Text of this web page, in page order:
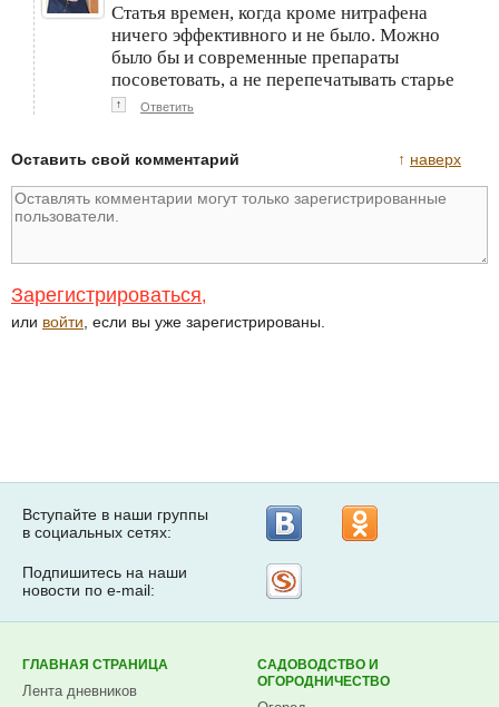
Статья времен, когда кроме нитрафена
ничего эффективного и не было. Можно
было бы и современные препараты
посоветовать, а не перепечатывать старье
↑ Ответить
↑ наверх
Оставить свой комментарий
Зарегистрироваться,
или войти , если вы уже зарегистрированы.
Вступайте в наши группы
в социальных сетях:
Подпишитесь на наши
новости по e-mail:
ГЛАВНАЯ СТРАНИЦА
Лента дневников
САДОВОДСТВО И
ОГОРОДНИЧЕСТВО